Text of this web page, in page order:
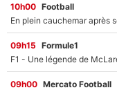
10h00 Football
09h15 Formule1
09h00 Mercato Football